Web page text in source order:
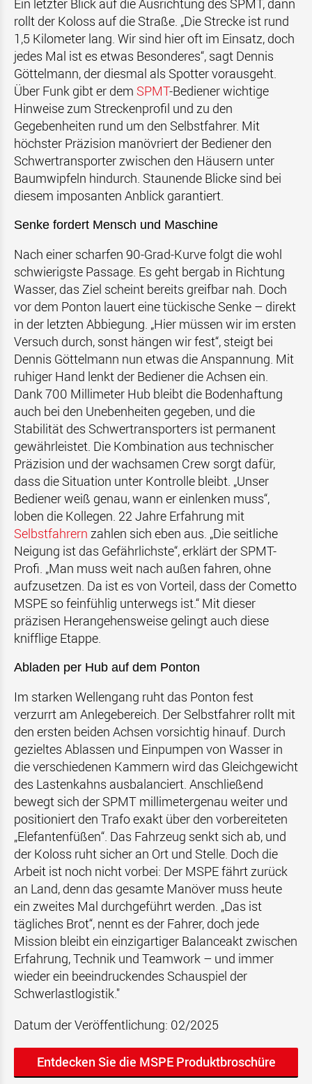
Ein letzter Blick auf die Ausrichtung des SPMT, dann
rollt der Koloss auf die Straße. „Die Strecke ist rund
1,5 Kilometer lang. Wir sind hier oft im Einsatz, doch
jedes Mal ist es etwas Besonderes“, sagt Dennis
Göttelmann, der diesmal als Spotter vorausgeht.
Über Funk gibt er dem SPMT-Bediener wichtige
Hinweise zum Streckenprofil und zu den
Gegebenheiten rund um den Selbstfahrer. Mit
höchster Präzision manövriert der Bediener den
Schwertransporter zwischen den Häusern unter
Baumwipfeln hindurch. Staunende Blicke sind bei
diesem imposanten Anblick garantiert.
Senke fordert Mensch und Maschine
Nach einer scharfen 90-Grad-Kurve folgt die wohl
schwierigste Passage. Es geht bergab in Richtung
Wasser, das Ziel scheint bereits greifbar nah. Doch
vor dem Ponton lauert eine tückische Senke – direkt
in der letzten Abbiegung. „Hier müssen wir im ersten
Versuch durch, sonst hängen wir fest“, steigt bei
Dennis Göttelmann nun etwas die Anspannung. Mit
ruhiger Hand lenkt der Bediener die Achsen ein.
Dank 700 Millimeter Hub bleibt die Bodenhaftung
auch bei den Unebenheiten gegeben, und die
Stabilität des Schwertransporters ist permanent
gewährleistet. Die Kombination aus technischer
Präzision und der wachsamen Crew sorgt dafür,
dass die Situation unter Kontrolle bleibt. „Unser
Bediener weiß genau, wann er einlenken muss“,
loben die Kollegen. 22 Jahre Erfahrung mit
Selbstfahrern zahlen sich eben aus. „Die seitliche
Neigung ist das Gefährlichste“, erklärt der SPMT-
Profi. „Man muss weit nach außen fahren, ohne
aufzusetzen. Da ist es von Vorteil, dass der Cometto
MSPE so feinfühlig unterwegs ist.“ Mit dieser
präzisen Herangehensweise gelingt auch diese
knifflige Etappe.
Abladen per Hub auf dem Ponton
Im starken Wellengang ruht das Ponton fest
verzurrt am Anlegebereich. Der Selbstfahrer rollt mit
den ersten beiden Achsen vorsichtig hinauf. Durch
gezieltes Ablassen und Einpumpen von Wasser in
die verschiedenen Kammern wird das Gleichgewicht
des Lastenkahns ausbalanciert. Anschließend
bewegt sich der SPMT millimetergenau weiter und
positioniert den Trafo exakt über den vorbereiteten
„Elefantenfüßen“. Das Fahrzeug senkt sich ab, und
der Koloss ruht sicher an Ort und Stelle. Doch die
Arbeit ist noch nicht vorbei: Der MSPE fährt zurück
an Land, denn das gesamte Manöver muss heute
ein zweites Mal durchgeführt werden. „Das ist
tägliches Brot“, nennt es der Fahrer, doch jede
Mission bleibt ein einzigartiger Balanceakt zwischen
Erfahrung, Technik und Teamwork – und immer
wieder ein beeindruckendes Schauspiel der
Schwerlastlogistik."
Datum der Veröffentlichung: 02/2025
Entdecken Sie die MSPE Produktbroschüre